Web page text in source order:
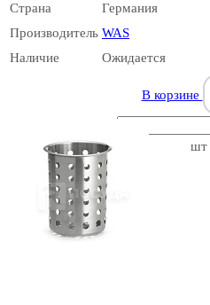
Страна
Германия
Производитель WAS
Наличие
Ожидается
В корзине
шт